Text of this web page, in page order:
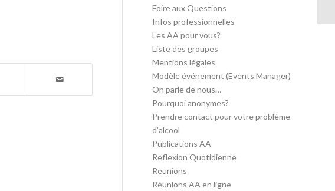
Foire aux Questions
Infos professionnelles
Les AA pour vous?
Liste des groupes
Mentions légales
Modèle événement (Events Manager)
On parle de nous…
Pourquoi anonymes?
Prendre contact pour votre problème
d’alcool
Publications AA
Reflexion Quotidienne
Reunions
Réunions AA en ligne